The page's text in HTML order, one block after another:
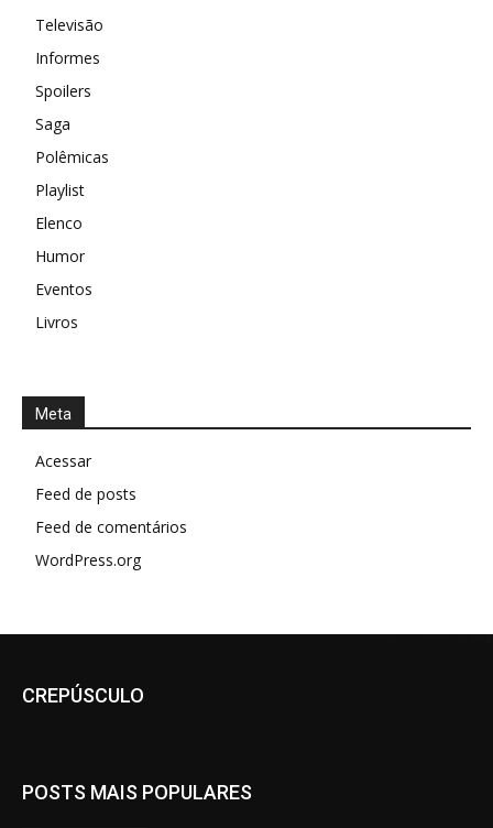
Televisão
Informes
Spoilers
Saga
Polêmicas
Playlist
Elenco
Humor
Eventos
Livros
Meta
Acessar
Feed de posts
Feed de comentários
WordPress.org
CREPÚSCULO
POSTS MAIS POPULARES